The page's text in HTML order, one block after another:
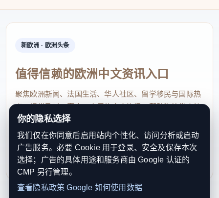
此次陕西之旅，最令朱溪瑞印象深刻的是黄帝陵
忆道，“但当我与许多华侨华人并肩而立时，我真切感
股自豪感油然而生。这趟旅程既是寻根，更是我们在
寻找一种文化上的归属感。”
此后，朱溪瑞并未停下脚步。游览陈炉古镇，探
访棕色大熊猫，漫步骊山脚下的华清池，也换上汉服
走进西安的唐风市井街区。“小时候穿汉服，只觉得可
以漂亮地拍照。但在西安，汉服让我感到真的好像穿
越了一样。”13日晚，她发布身着汉服的短视频后，有
海外网友留言：“我正在计划一趟中国之旅，我要把这
新欧洲 · 欧洲头条
值得信赖的欧洲中文资讯入口
聚焦欧洲新闻、法国生活、华人社区、留学移民与国际热
点，提供及时、真实、实用的中文资讯，帮助海外华人快
速了解欧洲动态。
contact@xinouzhou.com
服务支持、版权与合作：工作日优先处理站务、投稿与权
利通知
你的隐私选择
我们仅在你同意后启用站内个性化、访问分析或启动
广告服务。必要 Cookie 用于登录、安全及保存本次
选择；广告的具体用途和服务商由 Google 认证的
CMP 另行管理。
查看隐私政策 Google 如何使用数据